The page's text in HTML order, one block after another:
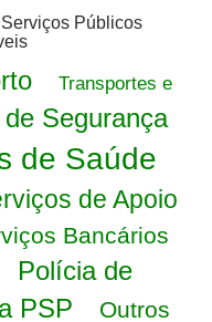
Públicos
Transportes e
Segurança
de Saúde
de Apoio
Bancários
Polícia de
PSP
Outros